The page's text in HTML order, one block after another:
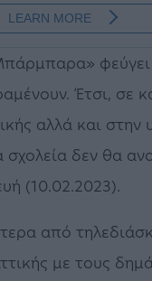
Έτσι, σε
αλλά και στην
δεν θα
(10.02.2023).
από
με τους